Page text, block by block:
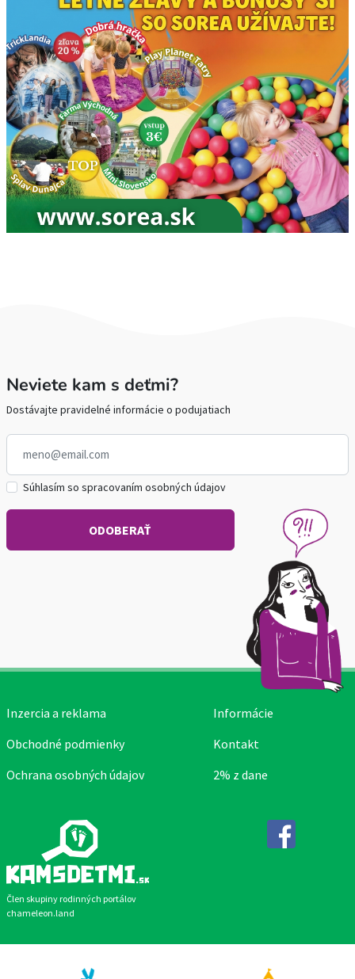
Neviete kam s deťmi?
Dostávajte pravidelné informácie o podujatiach
Súhlasím so spracovaním osobných údajov
Člen skupiny rodinných portálov
chameleon.land
Inzercia a reklama
Obchodné podmienky
Ochrana osobných údajov
Informácie
Kontakt
2% z dane